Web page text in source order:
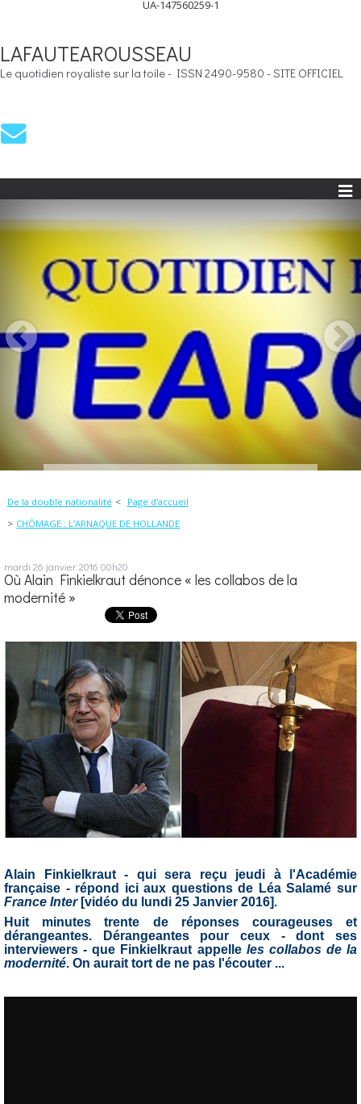
UA-147560259-1
LAFAUTEAROUSSEAU
Le quotidien royaliste sur la toile - ISSN 2490-9580 - SITE OFFICIEL
De la double nationalité
Page d'accueil
CHÔMAGE : L’ARNAQUE DE HOLLANDE
mardi 26 janvier 2016 00h20
Où Alain Finkielkraut dénonce « les collabos de la
modernité »
Alain Finkielkraut - qui sera reçu jeudi à l'Académie
française - répond ici aux questions de Léa Salamé sur
France Inter[vidéo du lundi 25 Janvier 2016].
Huit minutes trente de réponses courageuses et
dérangeantes. Dérangeantes pour ceux - dont ses
interviewers - que Finkielkraut appelle les collabos de la
modernité. On aurait tort de ne pas l'écouter ...